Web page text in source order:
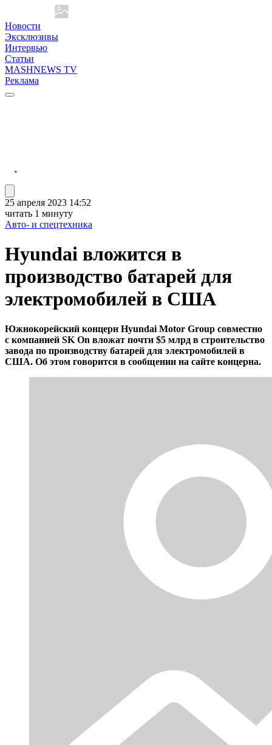
Новости
Эксклюзивы
Интервью
Статьи
MASHNEWS TV
Реклама
25 апреля 2023 14:52
читать 1 минуту
Авто- и спецтехника
Hyundai вложится в
производство батарей для
электромобилей в США
Южнокорейский концерн Hyundai Motor Group совместно
с компанией SK On вложат почти $5 млрд в строительство
завода по производству батарей для электромобилей в
США. Об этом говорится в сообщении на сайте концерна.